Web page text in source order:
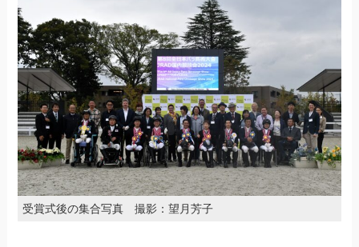
受賞式後の集合写真 撮影：望月芳子